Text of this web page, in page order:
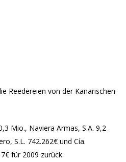
Reedereien von der Kanarischen
Mio., Naviera Armas, S.A. 9,2
S.L. 742.262€ und Cía.
für 2009 zurück.